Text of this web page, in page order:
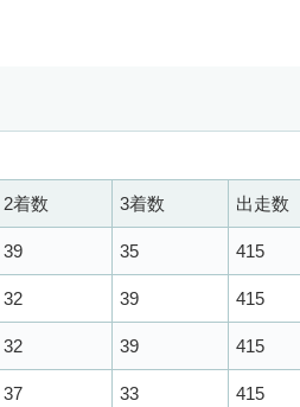
2着数 3着数 出走数
39 35 415
32 39 415
32 39 415
37 33 415